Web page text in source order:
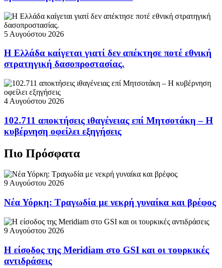
5 Αυγούστου 2026
Η Ελλάδα καίγεται γιατί δεν απέκτησε ποτέ εθνική
στρατηγική δασοπροστασίας.
4 Αυγούστου 2026
102.711 αποκτήσεις ιθαγένειας επί Μητσοτάκη – Η
κυβέρνηση οφείλει εξηγήσεις
Πιο Πρόσφατα
9 Αυγούστου 2026
Νέα Υόρκη: Τραγωδία με νεκρή γυναίκα και βρέφος
9 Αυγούστου 2026
Η είσοδος της Meridiam στο GSI και οι τουρκικές
αντιδράσεις